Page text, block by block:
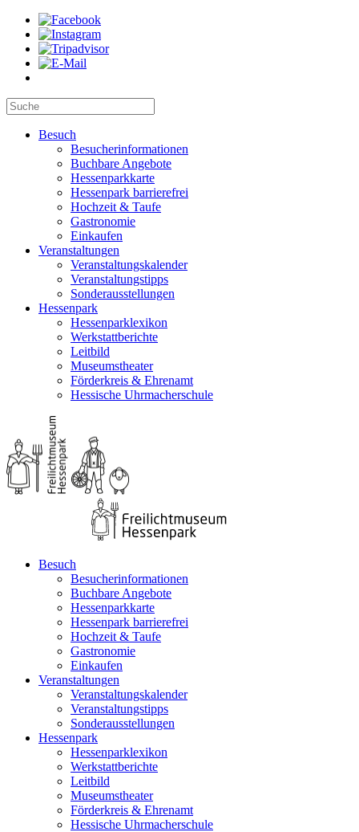
Besuch
Besucherinformationen
Buchbare Angebote
Hessenparkkarte
Hessenpark barrierefrei
Hochzeit & Taufe
Gastronomie
Einkaufen
Veranstaltungen
Veranstaltungskalender
Veranstaltungstipps
Sonderausstellungen
Hessenpark
Hessenparklexikon
Werkstattberichte
Leitbild
Museumstheater
Förderkreis & Ehrenamt
Hessische Uhrmacherschule
Besuch
Besucherinformationen
Buchbare Angebote
Hessenparkkarte
Hessenpark barrierefrei
Hochzeit & Taufe
Gastronomie
Einkaufen
Veranstaltungen
Veranstaltungskalender
Veranstaltungstipps
Sonderausstellungen
Hessenpark
Hessenparklexikon
Werkstattberichte
Leitbild
Museumstheater
Förderkreis & Ehrenamt
Hessische Uhrmacherschule